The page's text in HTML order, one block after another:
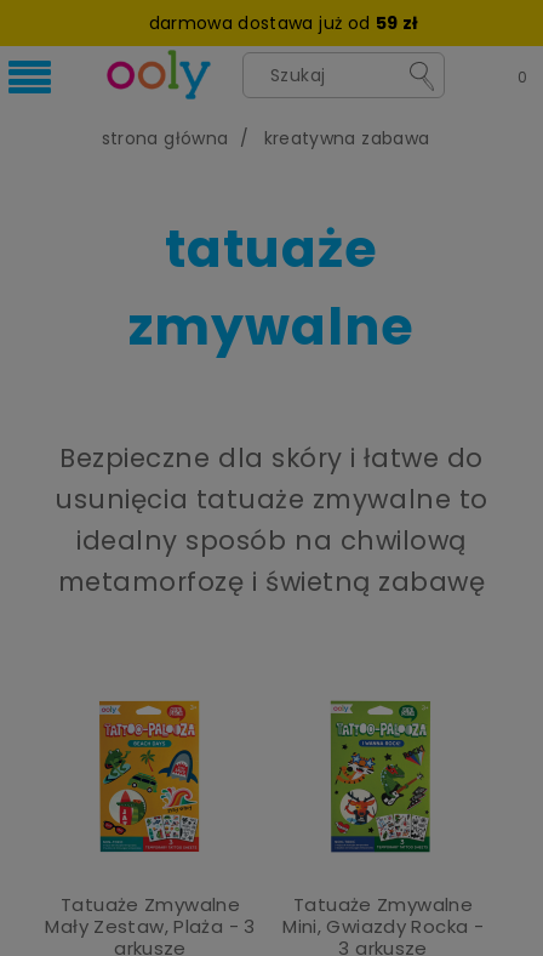
darmowa dostawa już od 59 zł
strona główna kreatywna zabawa
tatuaże
zmywalne
Bezpieczne dla skóry i łatwe do
usunięcia tatuaże zmywalne to
idealny sposób na chwilową
metamorfozę i świetną zabawę
Tatuaże Zmywalne
Mały Zestaw, Plaża - 3
arkusze
Tatuaże Zmywalne
Mini, Gwiazdy Rocka -
3 arkusze